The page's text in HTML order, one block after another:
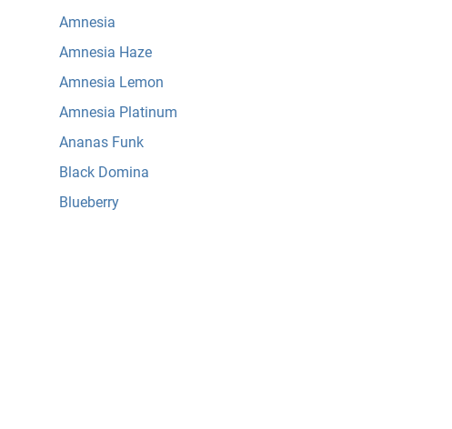
Amnesia
Amnesia Haze
Amnesia Lemon
Amnesia Platinum
Ananas Funk
Black Domina
Blueberry